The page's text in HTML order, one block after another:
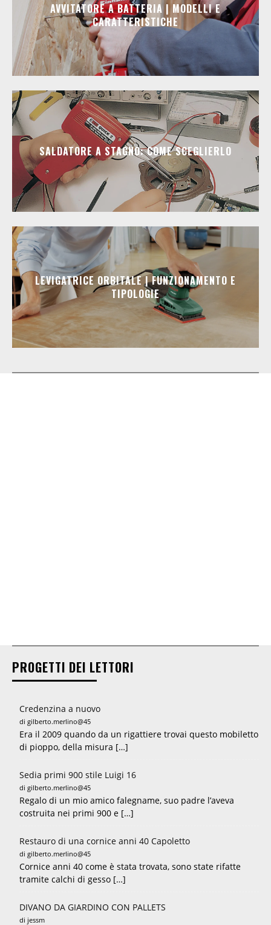
AVVITATORE A BATTERIA | MODELLI E
CARATTERISTICHE
SALDATORE A STAGNO: COME SCEGLIERLO
LEVIGATRICE ORBITALE | FUNZIONAMENTO E
TIPOLOGIE
PROGETTI DEI LETTORI
Credenzina a nuovo
di gilberto.merlino@45
Era il 2009 quando da un rigattiere trovai questo mobiletto
di pioppo, della misura […]
Sedia primi 900 stile Luigi 16
di gilberto.merlino@45
Regalo di un mio amico falegname, suo padre l’aveva
costruita nei primi 900 e […]
Restauro di una cornice anni 40 Capoletto
di gilberto.merlino@45
Cornice anni 40 come è stata trovata, sono state rifatte
tramite calchi di gesso […]
DIVANO DA GIARDINO CON PALLETS
di jessm